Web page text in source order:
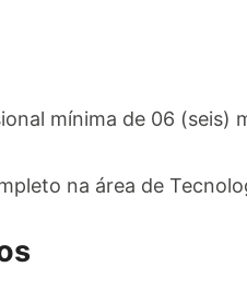
mínima de 06 (seis)
na área de